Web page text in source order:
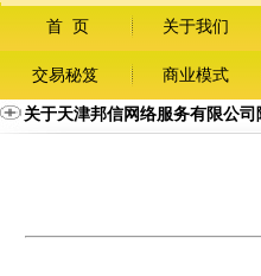
首 页 关于我们
交易秘笈 商业模式
关于天津邦信网络服务有限公